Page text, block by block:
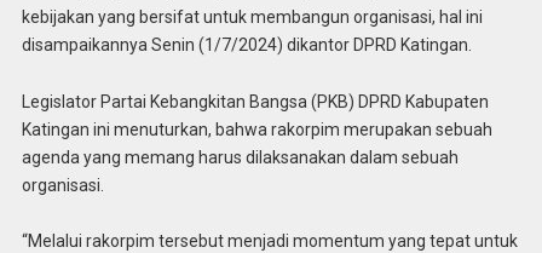
kebijakan yang bersifat untuk membangun organisasi, hal ini
disampaikannya Senin (1/7/2024) dikantor DPRD Katingan.
Legislator Partai Kebangkitan Bangsa (PKB) DPRD Kabupaten
Katingan ini menuturkan, bahwa rakorpim merupakan sebuah
agenda yang memang harus dilaksanakan dalam sebuah
organisasi.
“Melalui rakorpim tersebut menjadi momentum yang tepat untuk